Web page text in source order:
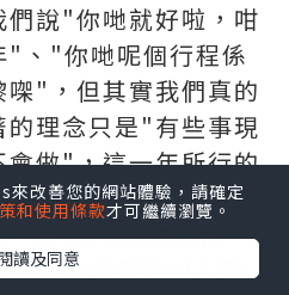
說"你哋就好啦，咁
"、"你哋呢個行程係
"，但其實我們真的
理念只是"有些事現
會做"，這一年所行的
總和，每天行5、6小
，背著20幾磅的背
，與素未謀面的人溝
改善您的網站體驗，請確定
和使用條款才可繼續瀏覽。
讀及同意